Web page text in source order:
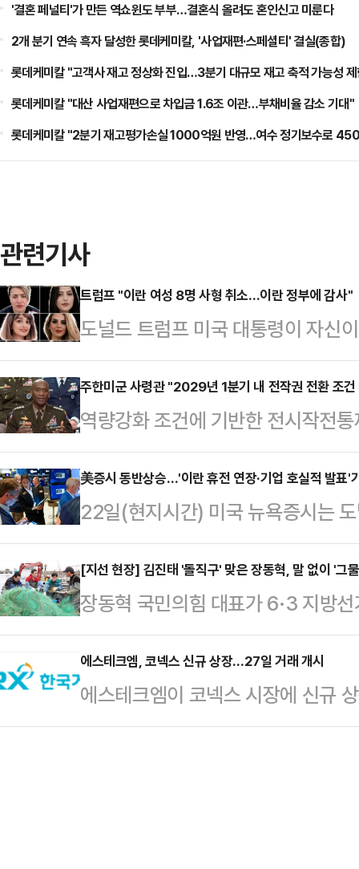
'결혼 페널티'가 만든 역쇼윈도 부부…결혼식 올려도 혼인신고 미룬다
2개 분기 연속 흑자 달성한 롯데케미칼, '사업재편·스페셜티' 결실(종합)
롯데케미칼 "고객사 재고 정상화 진입…3분기 대규모 재고 축적 가능성
롯데케미칼 "대산 사업재편으로 차입금 1.6조 이관…부채비율 감소 기대"
롯데케미칼 "2분기 재고평가손실 1000억원 반영…여수 정기보수로
관련기사
트럼프 "이란 여성 8명 사형 취소…이란 정부에 감사"
도널드 트럼프 미국 대통령이 자신
가 이뤄졌다면서 이란 정부에 감사
프 대통령은 22일(현지시간) 소셜
부가 내 요청을 받아들여 여성 8명
즉시 석방될 것이고 4명은 징역 1
면서 “이란과 그 지도자들이 미국
됐던 처형을 취소했다. 매우 감사하
8명의 여성을…
주한미군 사령관 "2029년 1분기 내 전작권 전환 조
역량강화 조건에 기반한 전시작전
주한미군 사령관이 “2029회계연
계획을 국방부에 제출했다”고 말했
사령관은 22일(현지시간) 군사위
전환을 위한 조건들을 충족하겠다
2028년 10월 1일부터 2029년 9
2028년 10월 1일~12월 31일이다
건을 …
美증시 동반상승…'이란 휴전 연장·기업 호실적 발표'
22일(현지시간) 미국 뉴욕증시는
기업들의 호실적 발표가 겹치면서
뉴욕증권거래소에서 전통적인 우
간) 전 거래일보다 340.90포인트
다. 대형주 위주의 S&P500지수
을 기록했고, 기술주 중심의 나스
른 2만 4659.34에 거래를 마쳤다.
[지선 현장] 김진태 '돌직구' 맞은 장동혁, 말 없이 '그
장동혁 국민의힘 대표가 6·3 지방
자치도 양양을 찾았다. 8박 10일간
음으로 광역단체장 후보 지원에 나
원도지사 후보가 전날 '회관 일기'
어촌마을에서 시작됐다. 다만 현장
에스테크엠, 코넥스 신규 상장…27일 거래 개시
에스테크엠이 코넥스 시장에 신규
의 코넥스시장상장을 승인했으며,